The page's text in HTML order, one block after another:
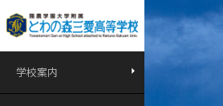
学校案内